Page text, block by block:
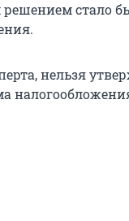
стало
нельзя